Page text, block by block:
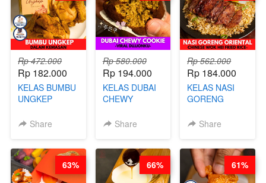
Rp 472.000
Rp 182.000
KELAS BUMBU
UNGKEP
KEMASAN - BY
Share
Rp 580.000
Rp 194.000
KELAS DUBAI
CHEWY
VIRAL
DITA
Share
Rp 562.000
Rp 184.000
KELAS NASI
GORENG
CHINESE WOK
CHEF
STEPHANIE
Share
63% 66% 61%